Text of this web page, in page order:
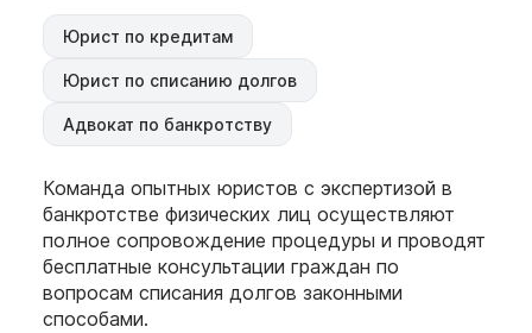
Юрист по кредитам
Юрист по списанию долгов
Адвокат по банкротству
Команда опытных юристов с экспертизой в
банкротстве физических лиц осуществляют
полное сопровождение процедуры и проводят
бесплатные консультации граждан по
вопросам списания долгов законными
способами.